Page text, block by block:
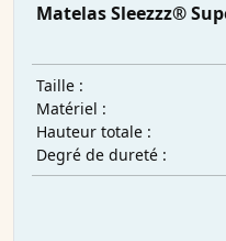
Matelas Sleezzz®
Taille :
Matériel :
Hauteur totale :
Degré de dureté :